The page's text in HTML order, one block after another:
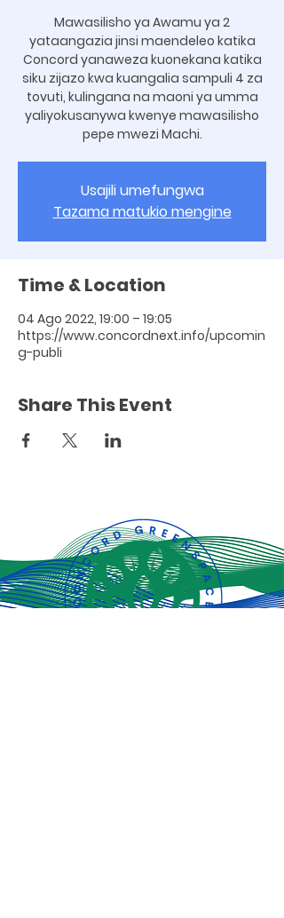
Mawasilisho ya Awamu ya 2
yataangazia jinsi maendeleo katika
Concord yanaweza kuonekana katika
siku zijazo kwa kuangalia sampuli 4 za
tovuti, kulingana na maoni ya umma
yaliyokusanywa kwenye mawasilisho
pepe mwezi Machi.
Usajili umefungwa
Tazama matukio mengine
Time & Location
04 Ago 2022, 19:00 – 19:05
https://www.concordnext.info/upcomin
g-publi
Share This Event